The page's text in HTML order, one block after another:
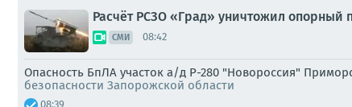
Расчёт РСЗО «Град» уничтожил опорный
СМИ 08:42
Опасность БпЛА участок а/д Р-280 "Новороссия"
безопасности Запорожской области
08:39